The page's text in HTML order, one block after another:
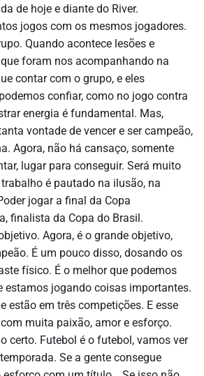
de hoje e diante do River.
jogos com os mesmos jogadores.
Quando acontece lesões e
foram nos acompanhando na
contar com o grupo, e eles
confiar, como no jogo contra
energia é fundamental. Mas,
vontade de vencer e ser campeão,
Agora, não há cansaço, somente
lugar para conseguir. Será muito
é pautado na ilusão, na
jogar a final da Copa
finalista da Copa do Brasil.
Agora, é o grande objetivo,
É um pouco disso, dosando os
físico. É o melhor que podemos
estamos jogando coisas importantes.
estão em três competições. E esse
muita paixão, amor e esforço.
certo. Futebol é o futebol, vamos ver
Se a gente consegue